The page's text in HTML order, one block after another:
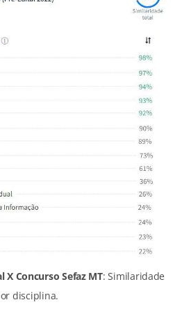
X Concurso Sefaz MT: Similaridade
disciplina.